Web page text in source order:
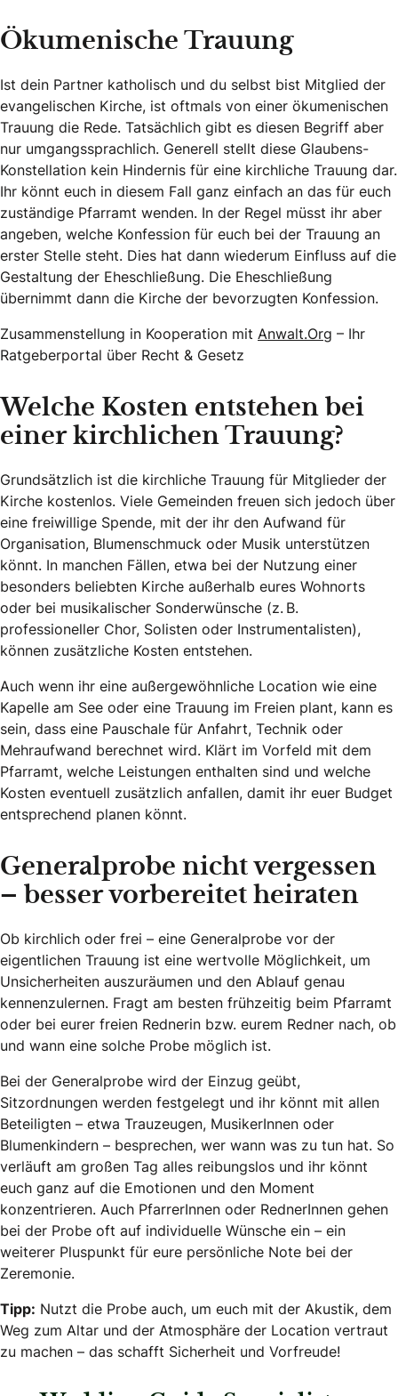
Ökumenische Trauung
Ist dein Partner katholisch und du selbst bist Mitglied der
evangelischen Kirche, ist oftmals von einer ökumenischen
Trauung die Rede. Tatsächlich gibt es diesen Begriff aber
nur umgangssprachlich. Generell stellt diese Glaubens-
Konstellation kein Hindernis für eine kirchliche Trauung dar.
Ihr könnt euch in diesem Fall ganz einfach an das für euch
zuständige Pfarramt wenden. In der Regel müsst ihr aber
angeben, welche Konfession für euch bei der Trauung an
erster Stelle steht. Dies hat dann wiederum Einfluss auf die
Gestaltung der Eheschließung. Die Eheschließung
übernimmt dann die Kirche der bevorzugten Konfession.
Zusammenstellung in Kooperation mit Anwalt.Org – Ihr
Ratgeberportal über Recht & Gesetz
Welche Kosten entstehen bei
einer kirchlichen Trauung?
Grundsätzlich ist die kirchliche Trauung für Mitglieder der
Kirche kostenlos. Viele Gemeinden freuen sich jedoch über
eine freiwillige Spende, mit der ihr den Aufwand für
Organisation, Blumenschmuck oder Musik unterstützen
könnt. In manchen Fällen, etwa bei der Nutzung einer
besonders beliebten Kirche außerhalb eures Wohnorts
oder bei musikalischer Sonderwünsche (z. B.
professioneller Chor, Solisten oder Instrumentalisten),
können zusätzliche Kosten entstehen.
Auch wenn ihr eine außergewöhnliche Location wie eine
Kapelle am See oder eine Trauung im Freien plant, kann es
sein, dass eine Pauschale für Anfahrt, Technik oder
Mehraufwand berechnet wird. Klärt im Vorfeld mit dem
Pfarramt, welche Leistungen enthalten sind und welche
Kosten eventuell zusätzlich anfallen, damit ihr euer Budget
entsprechend planen könnt.
Generalprobe nicht vergessen
– besser vorbereitet heiraten
Ob kirchlich oder frei – eine Generalprobe vor der
eigentlichen Trauung ist eine wertvolle Möglichkeit, um
Unsicherheiten auszuräumen und den Ablauf genau
kennenzulernen. Fragt am besten frühzeitig beim Pfarramt
oder bei eurer freien Rednerin bzw. eurem Redner nach, ob
und wann eine solche Probe möglich ist.
Bei der Generalprobe wird der Einzug geübt,
Sitzordnungen werden festgelegt und ihr könnt mit allen
Beteiligten – etwa Trauzeugen, MusikerInnen oder
Blumenkindern – besprechen, wer wann was zu tun hat. So
verläuft am großen Tag alles reibungslos und ihr könnt
euch ganz auf die Emotionen und den Moment
konzentrieren. Auch PfarrerInnen oder RednerInnen gehen
bei der Probe oft auf individuelle Wünsche ein – ein
weiterer Pluspunkt für eure persönliche Note bei der
Zeremonie.
Tipp: Nutzt die Probe auch, um euch mit der Akustik, dem
Weg zum Altar und der Atmosphäre der Location vertraut
zu machen – das schafft Sicherheit und Vorfreude!